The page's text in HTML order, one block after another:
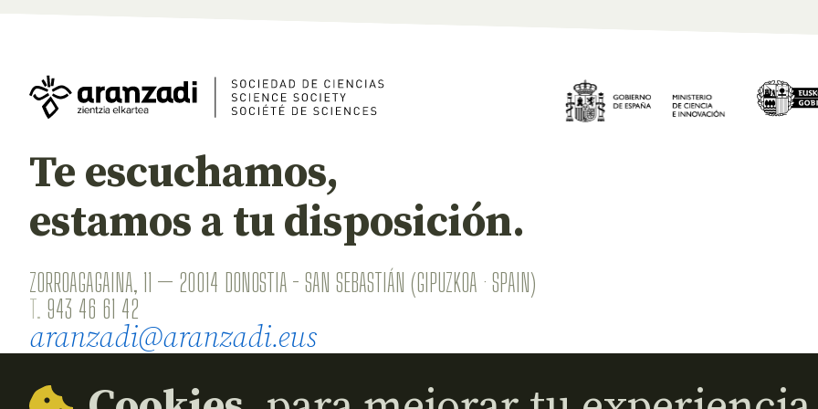
Te escuchamos,
estamos a tu disposición.
ZORROAGAGAINA, 11 — 20014 DONOSTIA - SAN SEBASTIÁN (GIPUZKOA · SPAIN)
T. 943 46 61 42
aranzadi@aranzadi.eus